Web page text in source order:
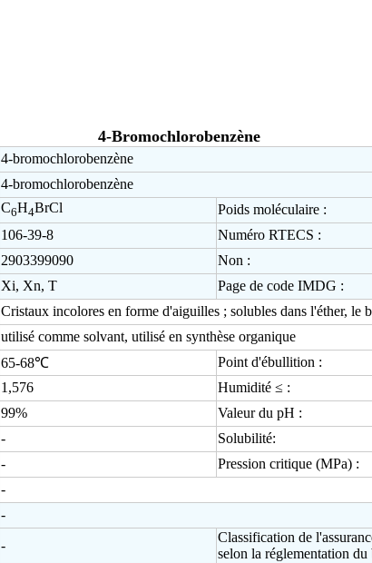
4-Bromochlorobenzène
4-bromochlorobenzène
4-bromochlorobenzène
C6H4BrCl Poids moléculaire :
106-39-8 Numéro RTECS :
2903399090 Non :
Xi, Xn, T Page de code IMDG :
Cristaux incolores en forme d'aiguilles ; solubles dans l'éther, le
utilisé comme solvant, utilisé en synthèse organique
65-68℃ Point d'ébullition :
1,576 Humidité ≤ :
99% Valeur du pH :
-
Solubilité:
- Pression critique (MPa) :
-
-
-
Classification de
selon la réglementation du